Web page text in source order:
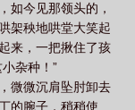
如今见那领头的，
架秧地哄堂大笑起
来，一把揪住了孩
杂种！”
微微沉肩坠肘卸去
的腕子，稍稍使